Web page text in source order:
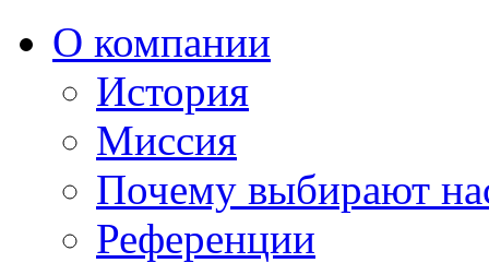
О компании
История
Миссия
Почему выбирают
Референции